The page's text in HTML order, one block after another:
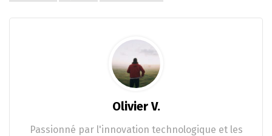
Olivier V.
Passionné par l'innovation technologique et les